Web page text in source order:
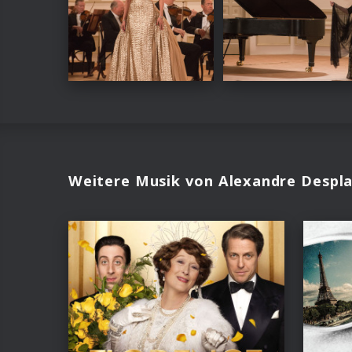
Weitere Musik von Alexandre